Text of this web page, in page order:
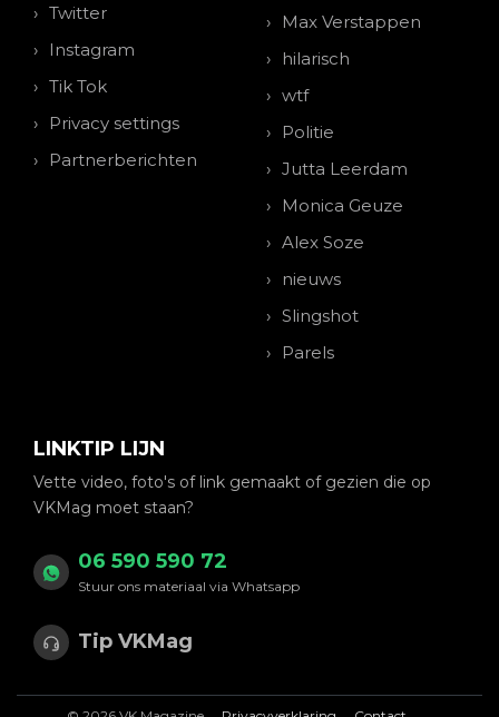
Twitter
Instagram
Tik Tok
Privacy settings
Partnerberichten
Max Verstappen
hilarisch
wtf
Politie
Jutta Leerdam
Monica Geuze
Alex Soze
nieuws
Slingshot
Parels
LINKTIP LIJN
Vette video, foto's of link gemaakt of gezien die op
VKMag moet staan?
06 590 590 72
Stuur ons materiaal via Whatsapp
Tip VKMag